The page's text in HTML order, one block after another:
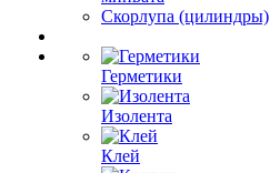
Скорлупа (цилиндры)
Герметики
Изолента
Клей